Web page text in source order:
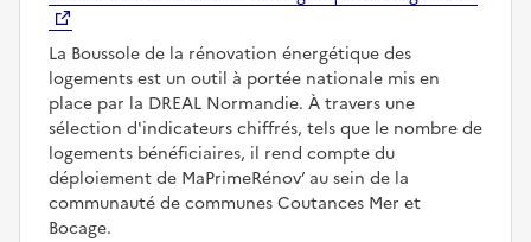
La Boussole de la rénovation énergétique des
logements est un outil à portée nationale mis en
place par la DREAL Normandie. À travers une
sélection d'indicateurs chiffrés, tels que le nombre de
logements bénéficiaires, il rend compte du
déploiement de MaPrimeRénov’ au sein de la
communauté de communes Coutances Mer et
Bocage.